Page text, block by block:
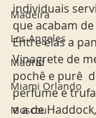
Madeira
Los Angeles
Madrid
Miami Orlando
Moscou
individuais
que acabam
Entre elas a
Vinagrete de
pochê e purê
perfume e
e a de